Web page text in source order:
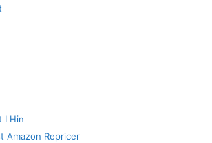
I Hin
Amazon Repricer